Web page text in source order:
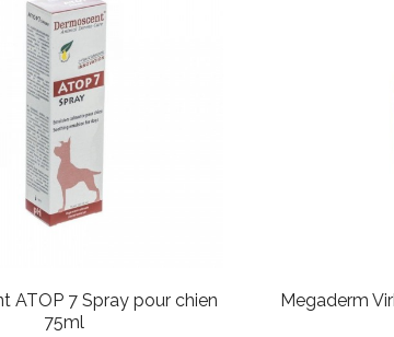
ATOP 7 Spray pour chien
75ml
Megaderm